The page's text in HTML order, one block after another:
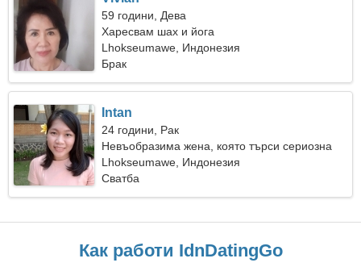
59 години, Дева
Харесвам шах и йога
Lhokseumawe, Индонезия
Брак
Intan
24 години, Рак
Невъобразима жена, която търси сериозна
връзка
Lhokseumawe, Индонезия
Сватба
Как работи IdnDatingGo